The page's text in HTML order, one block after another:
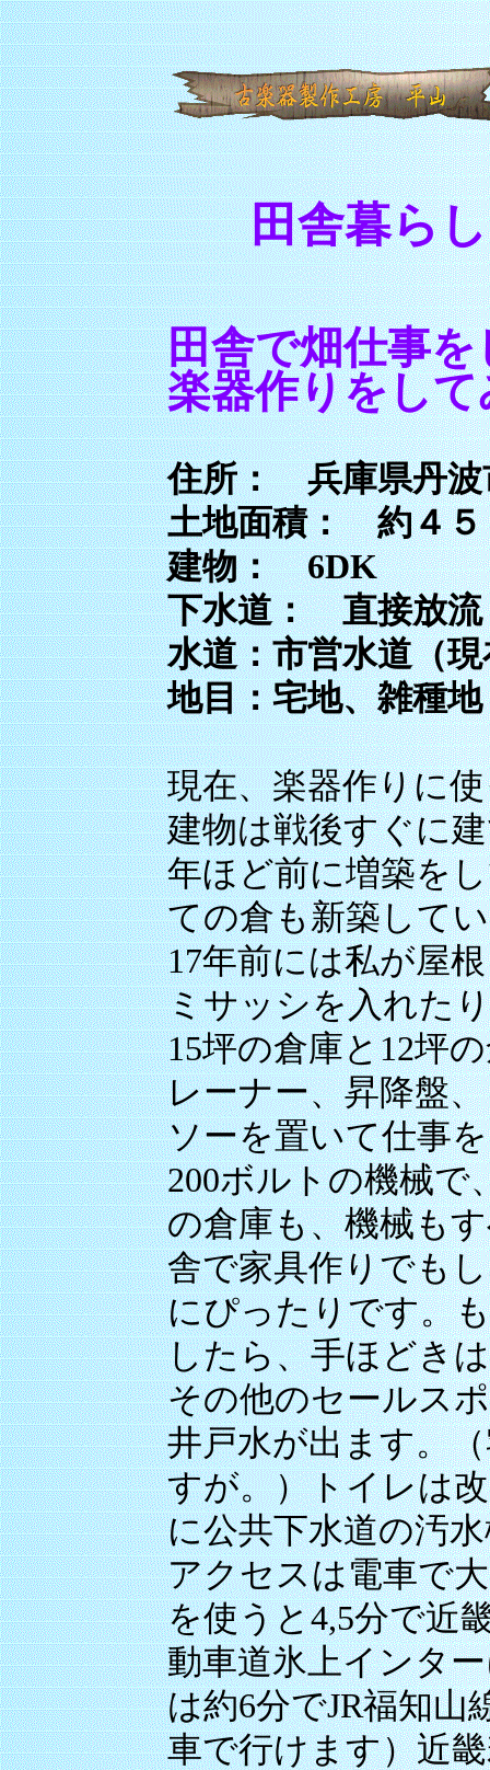
田舎暮ら
田舎で畑仕事
楽器作りをし
住所： 兵庫県丹波
土地面積： 約４
建物： 6DK
下水道： 直接放
水道：市営水道（
地目：宅地、雑種
現在、楽器作りに
建物は戦後すぐに
年ほど前に増築を
ての倉も新築して
17年前には私が屋
ミサッシを入れた
15坪の倉庫と12坪
レーナー、昇降盤
ソーを置いて仕事
200ボルトの機械で
の倉庫も、機械も
舎で家具作りでも
にぴったりです。
したら、手ほどき
その他のセールス
井戸水が出ます。
すが。）トイレは
に公共下水道の汚
アクセスは電車で
を使うと4,5分で近
動車道氷上インタ
は約6分でJR福知山
車で行けます）近